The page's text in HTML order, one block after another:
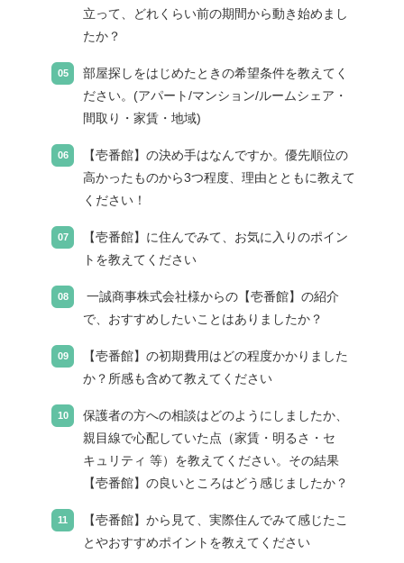
立って、どれくらい前の期間から動き始めまし
たか？
部屋探しをはじめたときの希望条件を教えてく
ださい。(アパート/マンション/ルームシェア・
間取り・家賃・地域)
【壱番館】の決め手はなんですか。優先順位の
高かったものから3つ程度、理由とともに教えて
ください！
【壱番館】に住んでみて、お気に入りのポイン
トを教えてください
一誠商事株式会社様からの【壱番館】の紹介
で、おすすめしたいことはありましたか？
【壱番館】の初期費用はどの程度かかりました
か？所感も含めて教えてください
保護者の方への相談はどのようにしましたか、
親目線で心配していた点（家賃・明るさ・セ
キュリティ 等）を教えてください。その結果
【壱番館】の良いところはどう感じましたか？
【壱番館】から見て、実際住んでみて感じたこ
とやおすすめポイントを教えてください